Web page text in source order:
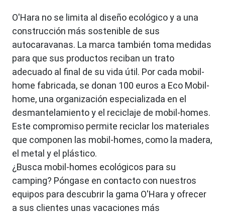
O'Hara no se limita al diseño ecológico y a una
construcción más sostenible de sus
autocaravanas. La marca también toma medidas
para que sus productos reciban un trato
adecuado al final de su vida útil. Por cada mobil-
home fabricada, se donan 100 euros a Eco Mobil-
home, una organización especializada en el
desmantelamiento y el reciclaje de mobil-homes.
Este compromiso permite reciclar los materiales
que componen las mobil-homes, como la madera,
el metal y el plástico.
¿Busca mobil-homes ecológicos para su
camping? Póngase en contacto con nuestros
equipos para descubrir la gama O'Hara y ofrecer
a sus clientes unas vacaciones más